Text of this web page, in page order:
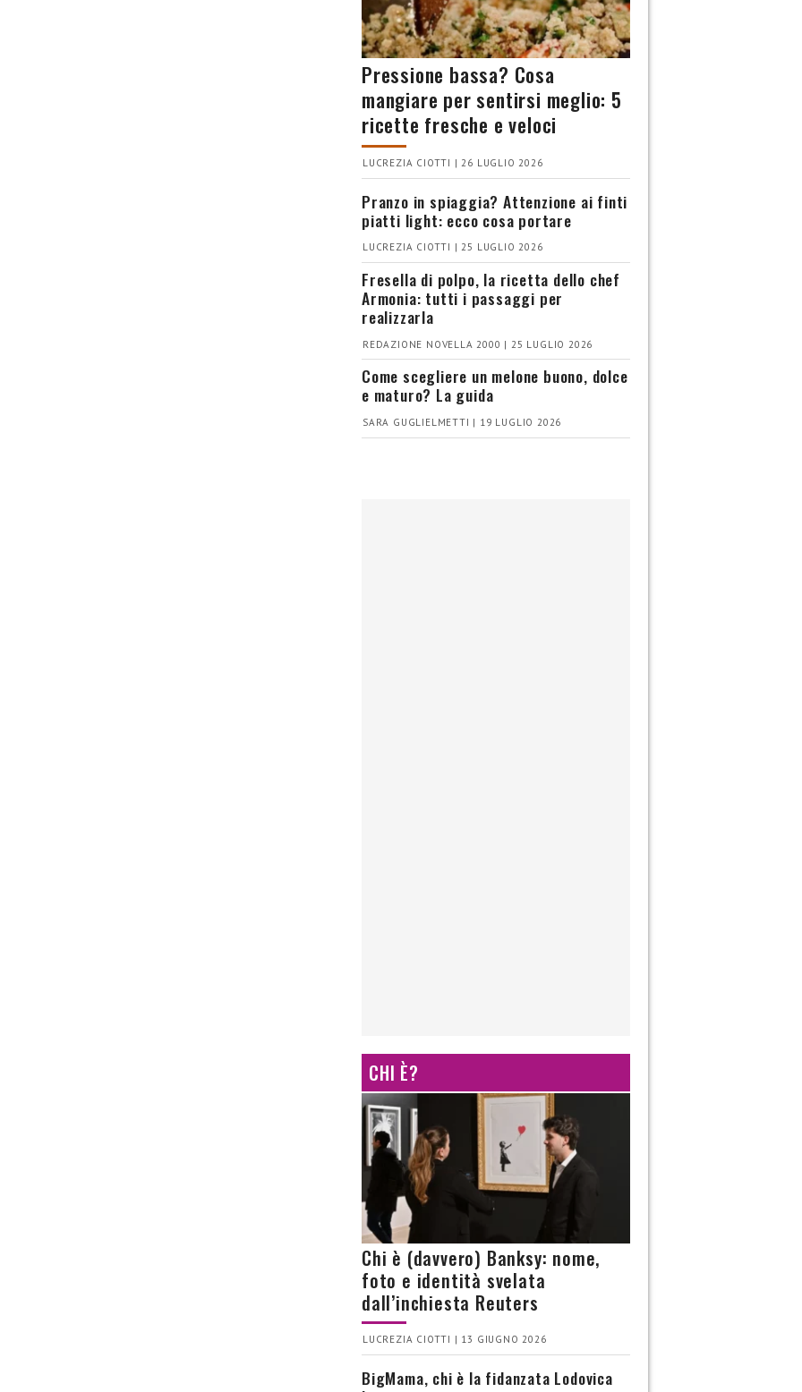
Pressione bassa? Cosa
mangiare per sentirsi meglio: 5
ricette fresche e veloci
LUCREZIA CIOTTI | 26 LUGLIO 2026
Pranzo in spiaggia? Attenzione ai finti
piatti light: ecco cosa portare
LUCREZIA CIOTTI | 25 LUGLIO 2026
Fresella di polpo, la ricetta dello chef
Armonia: tutti i passaggi per
realizzarla
REDAZIONE NOVELLA 2000 | 25 LUGLIO 2026
Come scegliere un melone buono, dolce
e maturo? La guida
SARA GUGLIELMETTI | 19 LUGLIO 2026
CHI È?
Chi è (davvero) Banksy: nome,
foto e identità svelata
dall’inchiesta Reuters
LUCREZIA CIOTTI | 13 GIUGNO 2026
BigMama, chi è la fidanzata Lodovica